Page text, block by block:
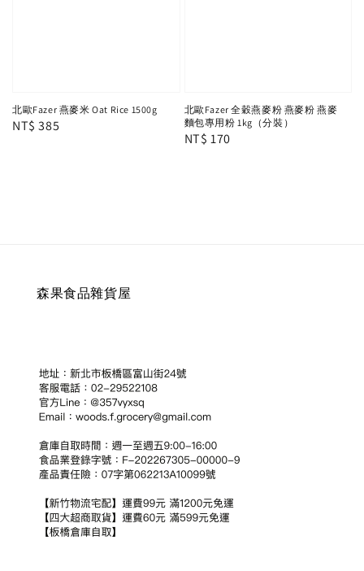
北歐Fazer 燕麥米 Oat Rice 1500g
Regular
NT$ 385
北歐Fazer 全穀燕麥粉 燕麥粉 燕麥
麵包專用粉 1kg（分裝）
Regular
NT$ 170
森果食品雜貨屋